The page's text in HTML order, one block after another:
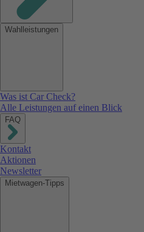
Wahlleistungen
Was ist Car Check?
Alle Leistungen auf einen Blick
FAQ
Kontakt
Aktionen
Newsletter
Mietwagen-Tipps